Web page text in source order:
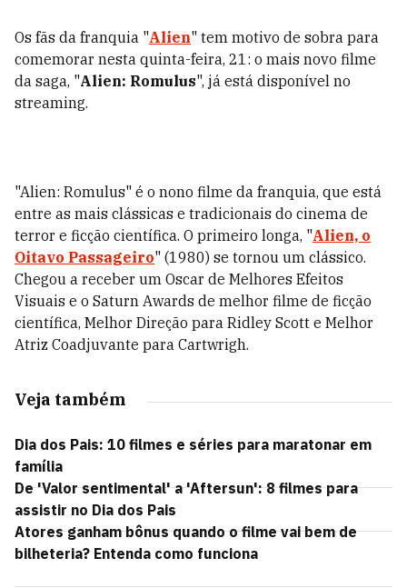
Os fãs da franquia "Alien" tem motivo de sobra para
comemorar nesta quinta-feira, 21: o mais novo filme
da saga, "Alien: Romulus", já está disponível no
streaming.
"Alien: Romulus" é o nono filme da franquia, que está
entre as mais clássicas e tradicionais do cinema de
terror e ficção científica. O primeiro longa, "Alien, o
Oitavo Passageiro" (1980) se tornou um clássico.
Chegou a receber um Oscar de Melhores Efeitos
Visuais e o Saturn Awards de melhor filme de ficção
científica, Melhor Direção para Ridley Scott e Melhor
Atriz Coadjuvante para Cartwrigh.
Veja também
Dia dos Pais: 10 filmes e séries para maratonar em
família
De 'Valor sentimental' a 'Aftersun': 8 filmes para
assistir no Dia dos Pais
Atores ganham bônus quando o filme vai bem de
bilheteria? Entenda como funciona